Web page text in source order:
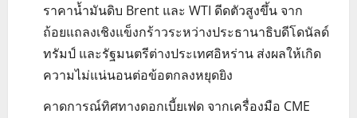
ราคาน้ำมันดิบ Brent และ WTI ดีดตัวสูงขึ้น จาก
ถ้อยแถลงเชิงแข็งกร้าวระหว่างประธานาธิบดีโดนัลด์
ทรัมป์ และรัฐมนตรีต่างประเทศอิหร่าน ส่งผลให้เกิด
ความไม่แน่นอนต่อข้อตกลงหยุดยิง
คาดการณ์ทิศทางดอกเบี้ยเฟด จากเครื่องมือ CME